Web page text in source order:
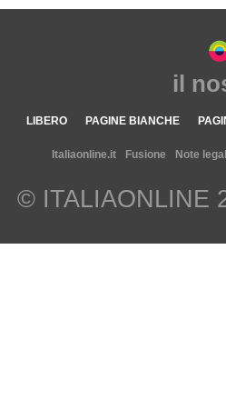
il
LIBERO PAGINE BIANCHE
Italiaonline.it Fusione Note
© ITALIAONLINE